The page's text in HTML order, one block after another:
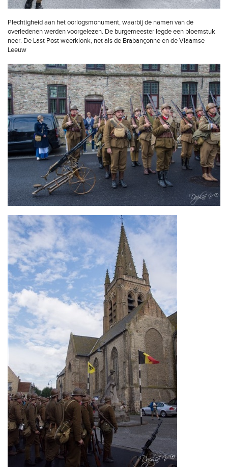
Plechtigheid aan het oorlogsmonument, waarbij de namen van de
overledenen werden voorgelezen. De burgemeester legde een bloemstuk
neer. De Last Post weerklonk, net als de Brabançonne en de Vlaamse
Leeuw